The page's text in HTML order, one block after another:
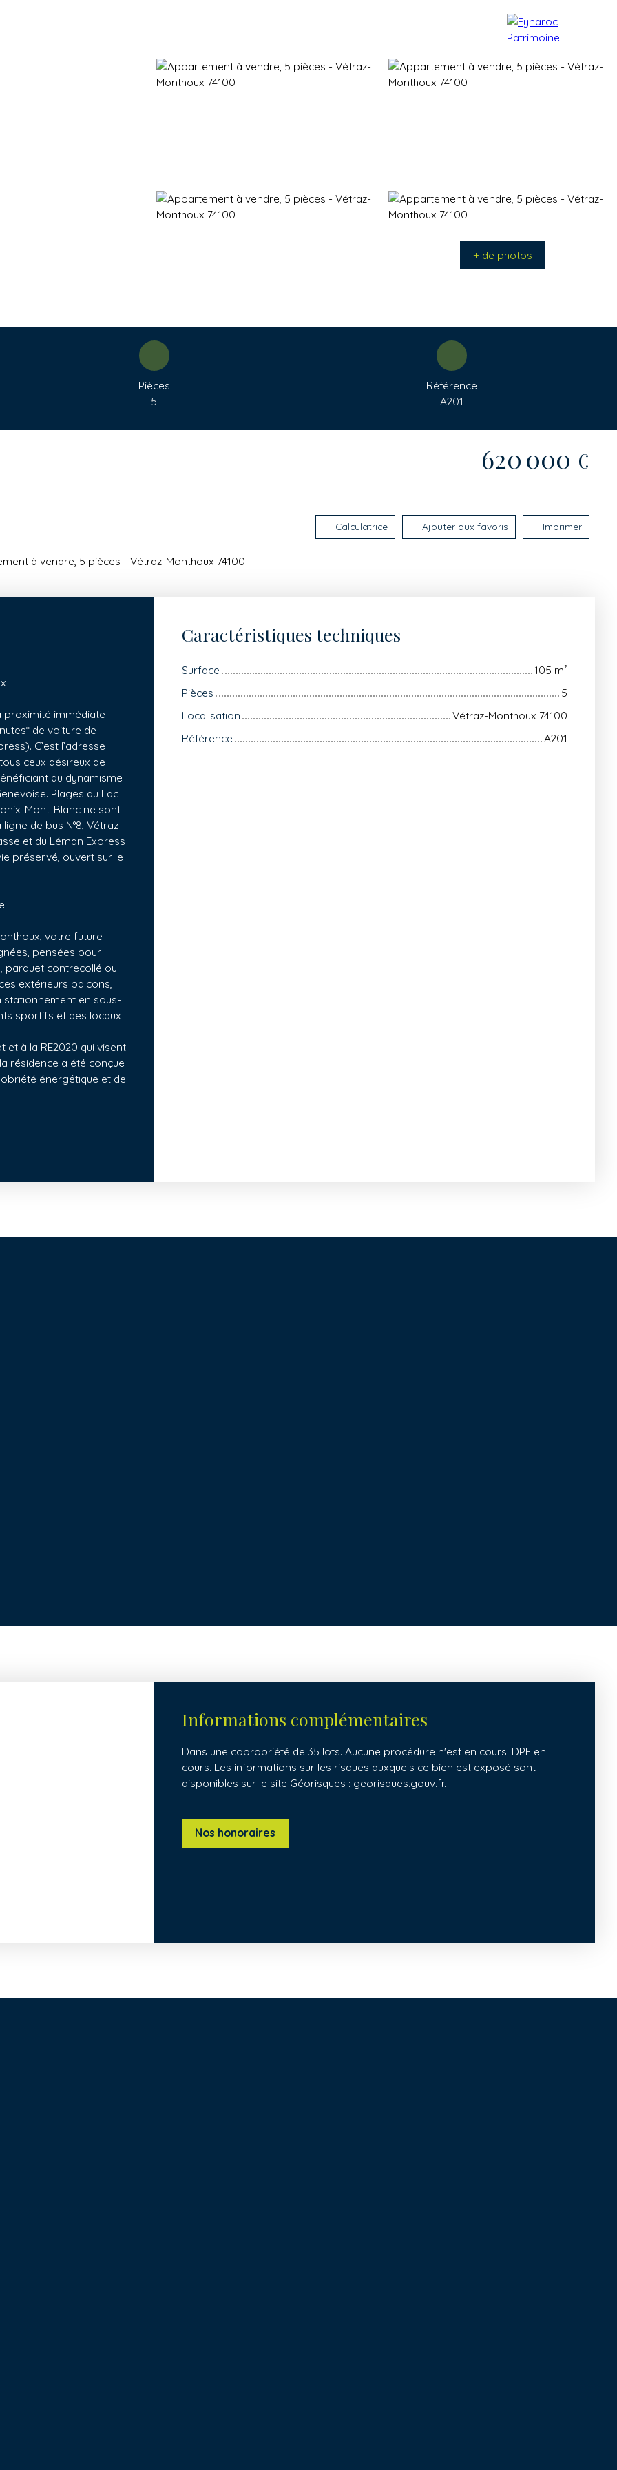
Immobilier en revente Vendre Actualités Contact
+ de photos
Pièces
5
Référence
A201
620 000 €
Calculatrice Ajouter aux favoris Imprimer
à vendre, 5 pièces - Vétraz-Monthoux 74100
proximité immédiate
de voiture de
C’est l’adresse
ceux désireux de
du dynamisme
Plages du Lac
Mont-Blanc ne sont
de bus N°8, Vétraz-
et du Léman Express
préservé, ouvert sur le
votre future
pensées pour
parquet contrecollé ou
extérieurs balcons,
en sous-
sportifs et des locaux
à la RE2020 qui visent
résidence a été conçue
énergétique et de
Caractéristiques techniques
Surface 105 m²
Pièces
5
Localisation
Vétraz-Monthoux 74100
Référence
A201
Informations complémentaires
Dans une copropriété de 35 lots. Aucune procédure n'est en cours. DPE en
cours. Les informations sur les risques auxquels ce bien est exposé sont
disponibles sur le site Géorisques : georisques.gouv.fr.
Nos honoraires